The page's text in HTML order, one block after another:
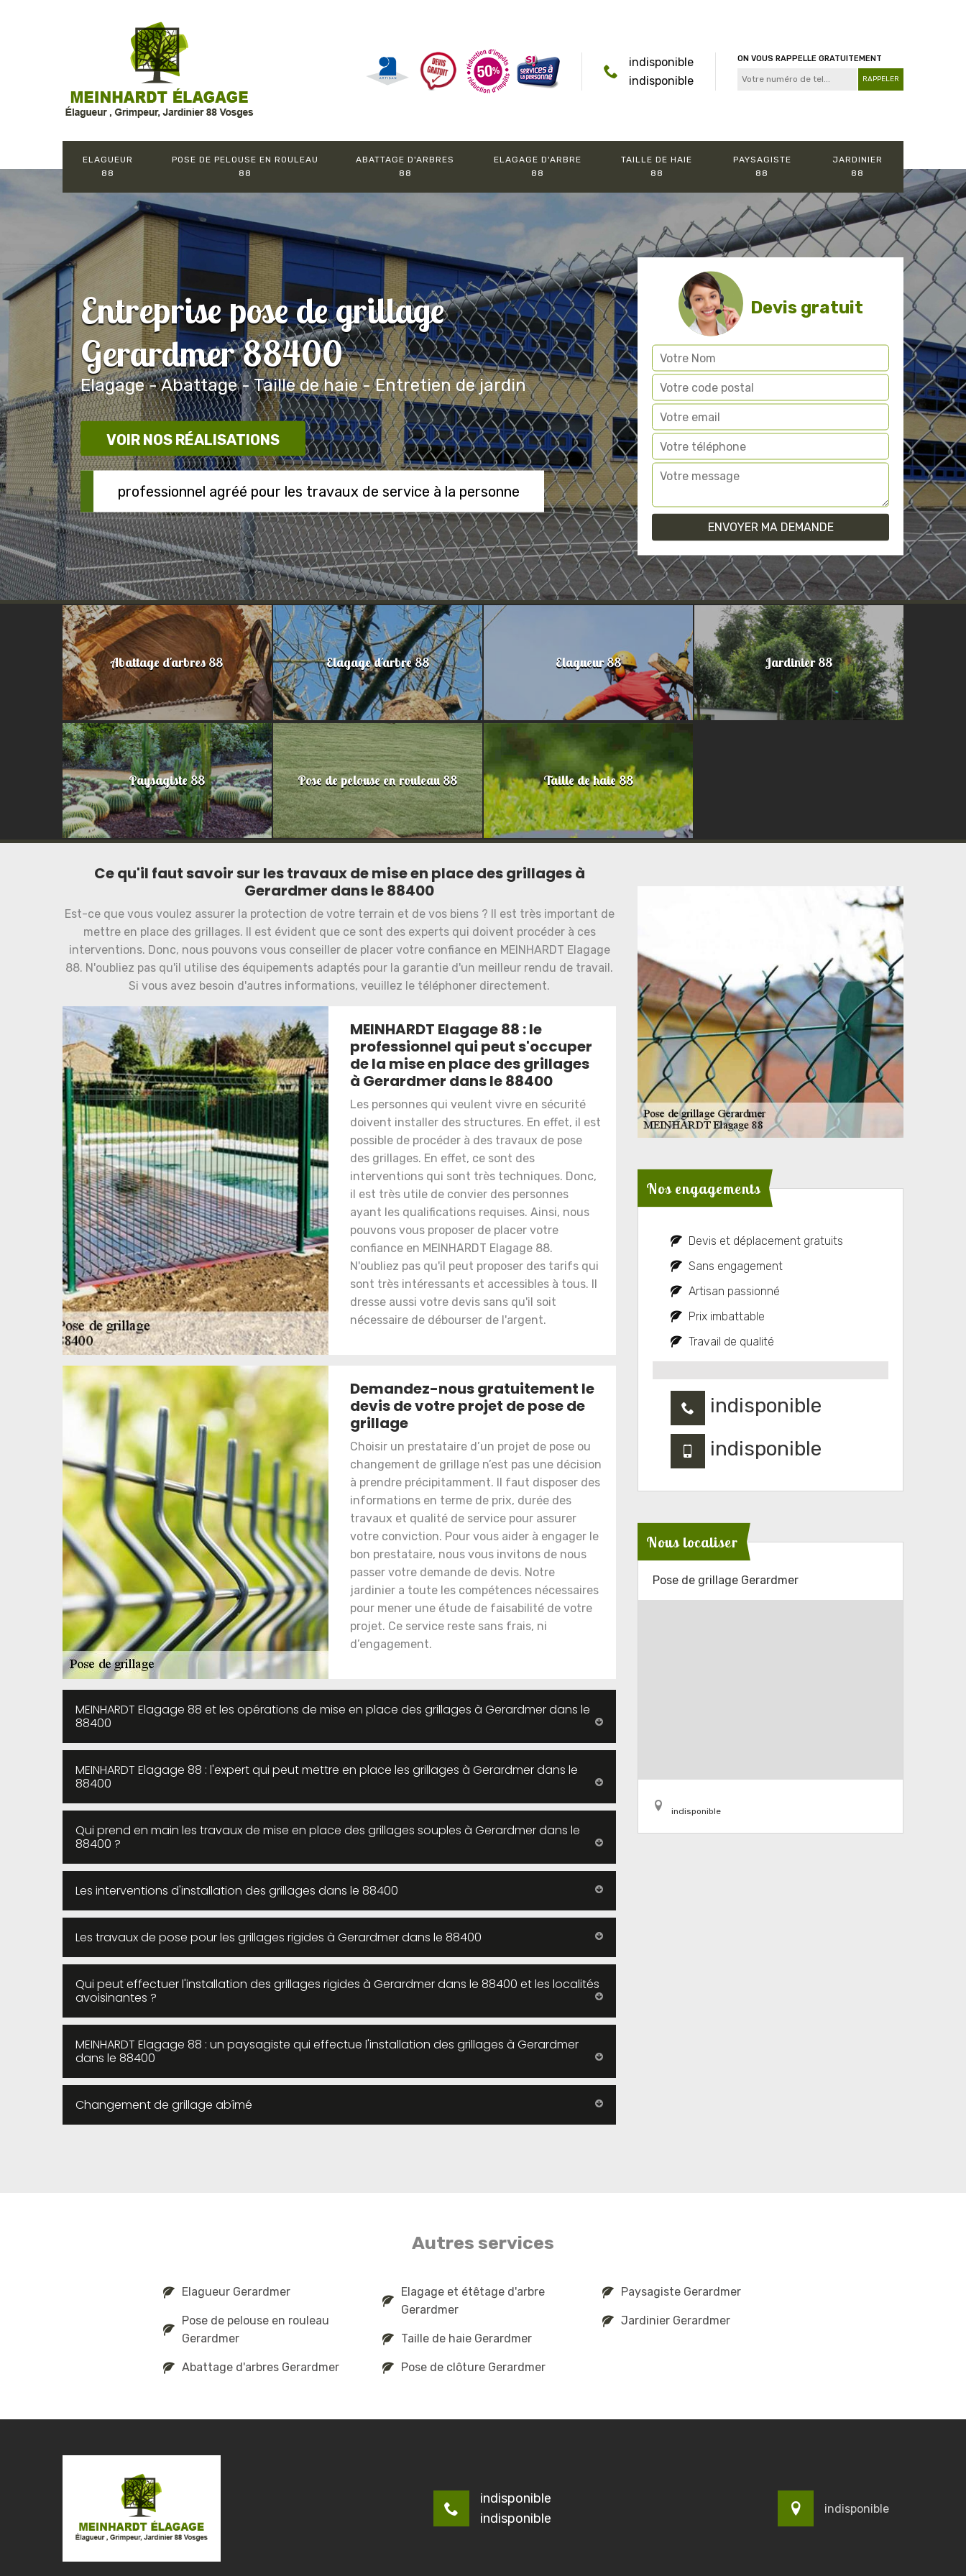
indisponible
indisponible
ON VOUS RAPPELLE GRATUITEMENT
ELAGUEUR
88
POSE DE PELOUSE EN ROULEAU
88
ABATTAGE D'ARBRES
88
ELAGAGE D'ARBRE
88
TAILLE DE HAIE
88
PAYSAGISTE
88
JARDINIER
88
Entreprise pose de grillage
Gerardmer 88400
Elagage - Abattage - Taille de haie - Entretien de jardin
VOIR NOS RÉALISATIONS
professionnel agréé pour les travaux de service à la personne
Devis gratuit
Abattage d'arbres 88 Elagage d'arbre 88 Elagueur 88 Jardinier 88
Paysagiste 88 Pose de pelouse en rouleau 88 Taille de haie 88
Ce qu'il faut savoir sur les travaux de mise en place des grillages à
Gerardmer dans le 88400
Est-ce que vous voulez assurer la protection de votre terrain et de vos biens ? Il est très important de
mettre en place des grillages. Il est évident que ce sont des experts qui doivent procéder à ces
interventions. Donc, nous pouvons vous conseiller de placer votre confiance en MEINHARDT Elagage
88. N'oubliez pas qu'il utilise des équipements adaptés pour la garantie d'un meilleur rendu de travail.
Si vous avez besoin d'autres informations, veuillez le téléphoner directement.
MEINHARDT Elagage 88 : le
professionnel qui peut s'occuper
de la mise en place des grillages
à Gerardmer dans le 88400
Les personnes qui veulent vivre en sécurité
doivent installer des structures. En effet, il est
possible de procéder à des travaux de pose
des grillages. En effet, ce sont des
interventions qui sont très techniques. Donc,
il est très utile de convier des personnes
ayant les qualifications requises. Ainsi, nous
pouvons vous proposer de placer votre
confiance en MEINHARDT Elagage 88.
N'oubliez pas qu'il peut proposer des tarifs qui
sont très intéressants et accessibles à tous. Il
dresse aussi votre devis sans qu'il soit
nécessaire de débourser de l'argent.
Demandez-nous gratuitement le
devis de votre projet de pose de
grillage
Choisir un prestataire d’un projet de pose ou
changement de grillage n’est pas une décision
à prendre précipitamment. Il faut disposer des
informations en terme de prix, durée des
travaux et qualité de service pour assurer
votre conviction. Pour vous aider à engager le
bon prestataire, nous vous invitons de nous
passer votre demande de devis. Notre
jardinier a toute les compétences nécessaires
pour mener une étude de faisabilité de votre
projet. Ce service reste sans frais, ni
d’engagement.
MEINHARDT Elagage 88 et les opérations de mise en place des grillages à Gerardmer dans le
88400
MEINHARDT Elagage 88 : l'expert qui peut mettre en place les grillages à Gerardmer dans le
88400
Qui prend en main les travaux de mise en place des grillages souples à Gerardmer dans le
88400 ?
Les interventions d'installation des grillages dans le 88400
Les travaux de pose pour les grillages rigides à Gerardmer dans le 88400
Qui peut effectuer l'installation des grillages rigides à Gerardmer dans le 88400 et les localités
avoisinantes ?
MEINHARDT Elagage 88 : un paysagiste qui effectue l'installation des grillages à Gerardmer
dans le 88400
Changement de grillage abîmé
Nos engagements
Devis et déplacement gratuits
Sans engagement
Artisan passionné
Prix imbattable
Travail de qualité
indisponible
indisponible
Nous localiser
Pose de grillage Gerardmer
indisponible
Autres services
Elagueur Gerardmer
Pose de pelouse en rouleau
Gerardmer
Abattage d'arbres Gerardmer
Elagage et étêtage d'arbre
Gerardmer
Taille de haie Gerardmer
Pose de clôture Gerardmer
Paysagiste Gerardmer
Jardinier Gerardmer
indisponible
indisponible
indisponible